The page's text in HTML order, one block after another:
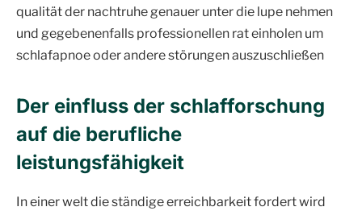
qualität der nachtruhe genauer unter die lupe nehmen
und gegebenenfalls professionellen rat einholen um
schlafapnoe oder andere störungen auszuschließen
Der einfluss der schlafforschung
auf die berufliche
leistungsfähigkeit
In einer welt die ständige erreichbarkeit fordert wird